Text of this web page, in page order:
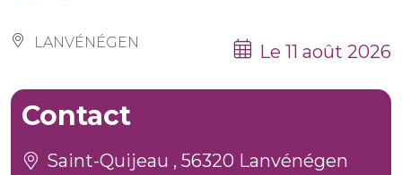
LANVÉNÉGEN Le 11 août 2026
Contact
Saint-Quijeau , 56320 Lanvénégen